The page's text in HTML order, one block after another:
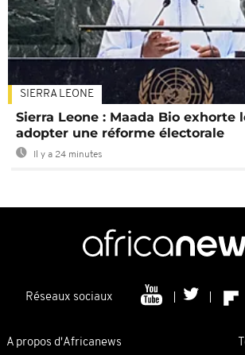
SIERRA LEONE
Sierra Leone : Maada Bio exhorte
adopter une réforme électorale
Il y a 24 minutes
Réseaux sociaux
A propos d'Africanews